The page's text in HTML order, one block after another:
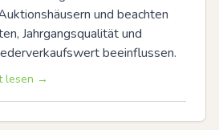
und beachten
Jahrgangsqualität und
beeinflussen.
lesen →